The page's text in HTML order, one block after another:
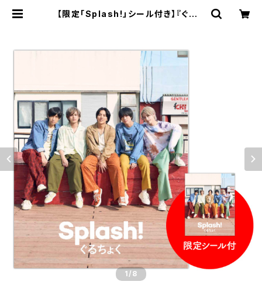
【限定「Splash!」シール付き】『ぐるち
きの書籍を販売中！
1/8